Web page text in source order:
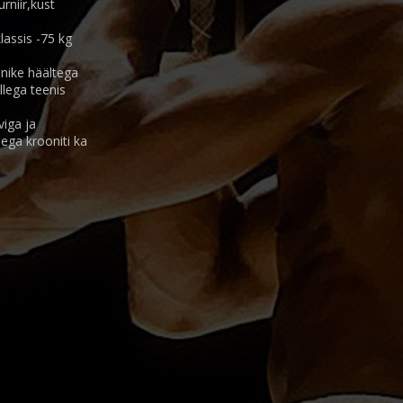
-75 kg
häältega
teenis
ja
krooniti ka